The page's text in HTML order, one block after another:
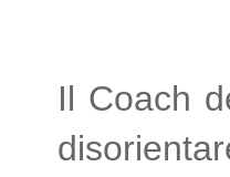
Il Coach